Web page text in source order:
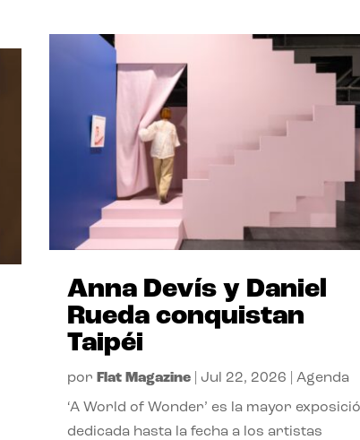
Anna Devís y Daniel
Rueda conquistan
Taipéi
por Flat Magazine| Jul 22, 2026 Agenda
‘A World of Wonder’ es la mayor
dedicada hasta la fecha a los artistas